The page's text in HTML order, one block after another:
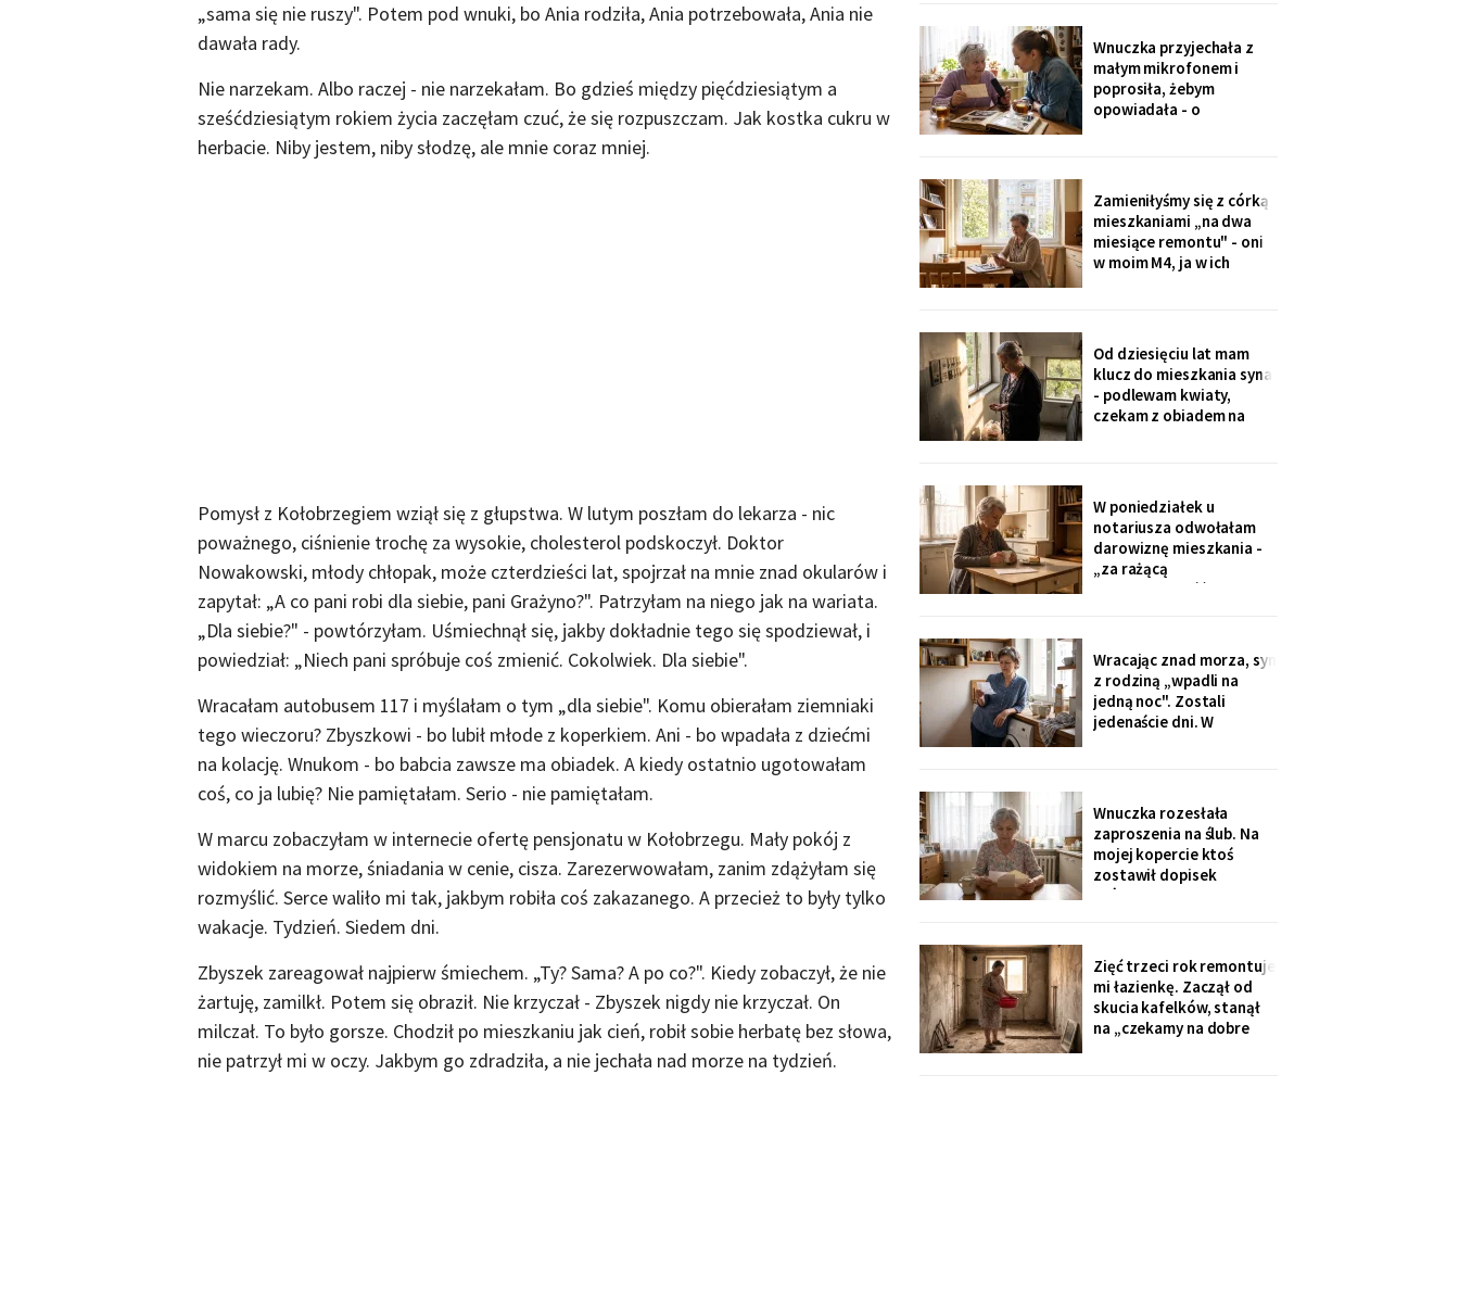
„sama się nie ruszy". Potem pod wnuki, bo Ania rodziła, Ania potrzebowała, Ania nie
dawała rady.
Nie narzekam. Albo raczej - nie narzekałam. Bo gdzieś między pięćdziesiątym a
sześćdziesiątym rokiem życia zaczęłam czuć, że się rozpuszczam. Jak kostka cukru w
herbacie. Niby jestem, niby słodzę, ale mnie coraz mniej.
Pomysł z Kołobrzegiem wziął się z głupstwa. W lutym poszłam do lekarza - nic
poważnego, ciśnienie trochę za wysokie, cholesterol podskoczył. Doktor
Nowakowski, młody chłopak, może czterdzieści lat, spojrzał na mnie znad okularów i
zapytał: „A co pani robi dla siebie, pani Grażyno?". Patrzyłam na niego jak na wariata.
„Dla siebie?" - powtórzyłam. Uśmiechnął się, jakby dokładnie tego się spodziewał, i
powiedział: „Niech pani spróbuje coś zmienić. Cokolwiek. Dla siebie".
Wracałam autobusem 117 i myślałam o tym „dla siebie". Komu obierałam ziemniaki
tego wieczoru? Zbyszkowi - bo lubił młode z koperkiem. Ani - bo wpadała z dziećmi
na kolację. Wnukom - bo babcia zawsze ma obiadek. A kiedy ostatnio ugotowałam
coś, co ja lubię? Nie pamiętałam. Serio - nie pamiętałam.
W marcu zobaczyłam w internecie ofertę pensjonatu w Kołobrzegu. Mały pokój z
widokiem na morze, śniadania w cenie, cisza. Zarezerwowałam, zanim zdążyłam się
rozmyślić. Serce waliło mi tak, jakbym robiła coś zakazanego. A przecież to były tylko
wakacje. Tydzień. Siedem dni.
Zbyszek zareagował najpierw śmiechem. „Ty? Sama? A po co?". Kiedy zobaczył, że nie
żartuję, zamilkł. Potem się obraził. Nie krzyczał - Zbyszek nigdy nie krzyczał. On
milczał. To było gorsze. Chodził po mieszkaniu jak cień, robił sobie herbatę bez słowa,
nie patrzył mi w oczy. Jakbym go zdradziła, a nie jechała nad morze na tydzień.
sąsiadowi, który zawsze
mi pomaga - a nie synowi,
który nie przyjechał ani
do szpitala, ani na
rocznicę
Wnuczka przyjechała z
małym mikrofonem i
poprosiła, żebym
opowiadała - o
niedziele. Powiedziała,
że chce, żeby jej dzieci
kiedyś usłyszały mój głos.
Zamieniłyśmy się z córką
mieszkaniami „na dwa
miesiące remontu" - oni
w moim M4, ja w ich
widziałam na zdjęciach u
wnuczki. Córka mówi:
„Mamo, przecież stąd
masz bliżej do
przychodni".
Od dziesięciu lat mam
klucz do mieszkania syna
- podlewam kwiaty,
czekam z obiadem na
na karty. Karty dostali
wszyscy, nawet mama
synowej. Ja mam dzwonić
domofonem.
W poniedziałek u
notariusza odwołałam
darowiznę mieszkania -
„za rażącą
niewdzięczność", tak to
poleconego. Pani
notariusz spytała, czy na
pewno. Jestem pewna od
Wigilii, odkąd jem
świąteczną kolację w
Wracając znad morza, syn
z rodziną „wpadli na
jedną noc". Zostali
jedenaście dni. W
wrzuciłam nasze rzeczy,
odbierzemy wyprane w
środę. Buziaki".
Wnuczka rozesłała
zaproszenia na ślub. Na
mojej kopercie ktoś
zostawił dopisek
ołówkiem, chyba nie dla
przy cioci Loli, daleko od
mikrofonu, bo lubi
gadać".
Zięć trzeci rok remontuje
mi łazienkę. Zaczął od
skucia kafelków, stanął
na „czekamy na dobre